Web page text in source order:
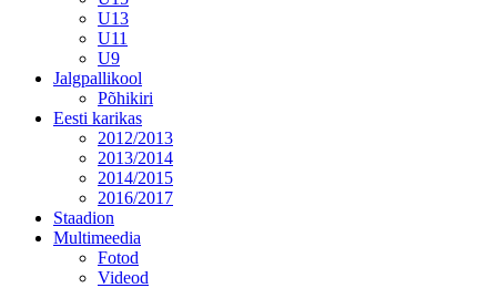
U13
U11
U9
Jalgpallikool
Põhikiri
Eesti karikas
2012/2013
2013/2014
2014/2015
2016/2017
Staadion
Multimeedia
Fotod
Videod